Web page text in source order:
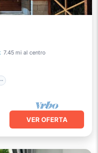
7.45 mi al centro
VER OFERTA